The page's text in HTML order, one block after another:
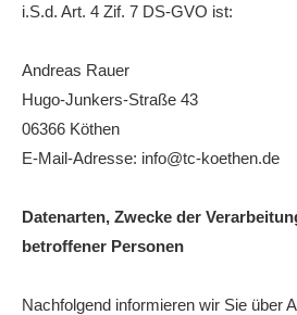
Punktspiele Wintersaison 2025/2026
Jugend
TRAINING
Trainer
Platz buchen
Kinder- und Jugendtraining
i.S.d. Art. 4 Zif. 7 DS-GVO ist:
Andreas Rauer
Hugo-Junkers-Straße 43
06366 Köthen
E-Mail-Adresse: info@tc-koethen.de
Datenarten, Zwecke der
betroffener Personen
Nachfolgend informieren wir Sie über